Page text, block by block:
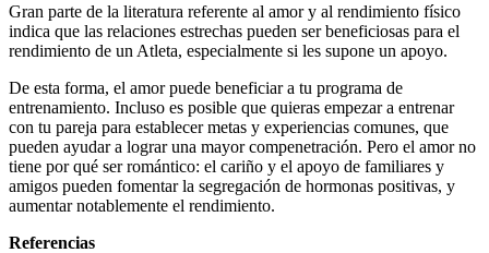
Gran parte de la literatura referente al amor y al rendimiento físico
indica que las relaciones estrechas pueden ser beneficiosas para el
rendimiento de un Atleta, especialmente si les supone un apoyo.
De esta forma, el amor puede beneficiar a tu programa de
entrenamiento. Incluso es posible que quieras empezar a entrenar
con tu pareja para establecer metas y experiencias comunes, que
pueden ayudar a lograr una mayor compenetración. Pero el amor no
tiene por qué ser romántico: el cariño y el apoyo de familiares y
amigos pueden fomentar la segregación de hormonas positivas, y
aumentar notablemente el rendimiento.
Referencias